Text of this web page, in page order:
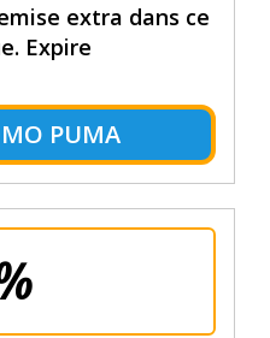
extra dans ce
Expire
PUMA